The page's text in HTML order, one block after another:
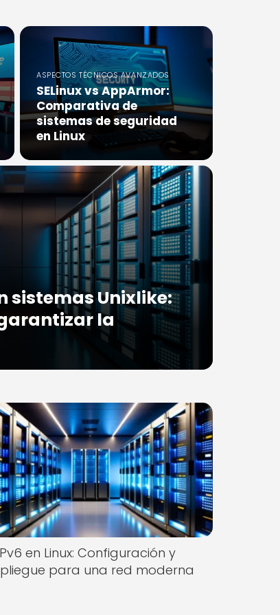
ASPECTOS TÉCNICOS AVANZADOS
SELinux vs AppArmor:
Comparativa de
sistemas de seguridad
en Linux
sistemas Unixlike:
la
en Linux: Configuración y
para una red moderna